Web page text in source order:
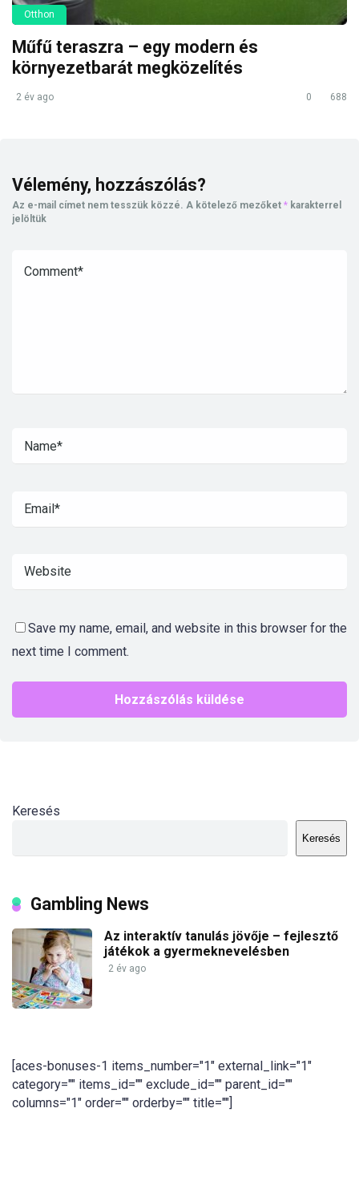
Otthon
Műfű teraszra – egy modern és
környezetbarát megközelítés
2 év ago 0 688
Vélemény, hozzászólás?
Az e-mail címet nem tesszük közzé. A kötelező mezőket * karakterrel
jelöltük
Save my name, email, and website in this browser for the
next time I comment.
Keresés
Keresés
Gambling News
Az interaktív tanulás jövője – fejlesztő
játékok a gyermeknevelésben
2 év ago
[aces-bonuses-1 items_number="1" external_link="1"
category="" items_id="" exclude_id="" parent_id=""
columns="1" order="" orderby="" title=""]